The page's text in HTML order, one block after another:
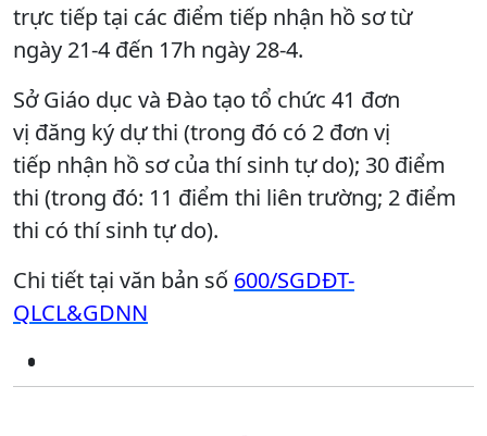
trực tiếp tại các điểm tiếp nhận hồ sơ từ
ngày 21-4 đến 17h ngày 28-4.
Sở Giáo dục và Đào tạo tổ chức 41 đơn
vị đăng ký dự thi (trong đó có 2 đơn vị
tiếp nhận hồ sơ của thí sinh tự do); 30 điểm
thi (trong đó: 11 điểm thi liên trường; 2 điểm
thi có thí sinh tự do).
Chi tiết tại văn bản số 600/SGDĐT-
QLCL&GDNN